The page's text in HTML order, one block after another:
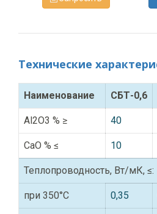
Технические
Наименование СБТ-0,6
Al2O3 % ≥ 40
CaO % ≤ 10
Теплопроводность, Вт/мК, ≤:
при 350°C 0,35